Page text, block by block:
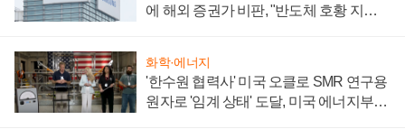
에 해외 증권가 비판, "반도체 호황 지속
화학·에너지
'한수원 협력사' 미국 오클로 SMR 연구용
원자로 '임계 상태' 도달, 미국 에너지부